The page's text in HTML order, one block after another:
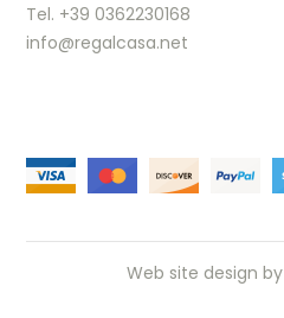
Tel. +39 0362230168
info@regalcasa.net
Web site design by